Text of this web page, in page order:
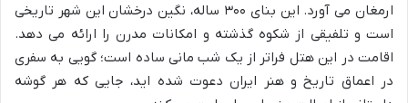
ارمغان می آورد. این بنای ۳۰۰ ساله، نگین درخشان این شهر تاریخی
است و تلفیقی از شکوه گذشته و امکانات مدرن را ارائه می دهد.
اقامت در این هتل فراتر از یک شب مانی ساده است؛ گویی به سفری
در اعماق تاریخ و هنر ایران دعوت شده اید، جایی که هر گوشه